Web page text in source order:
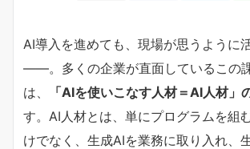
AI導入を進めても、現場が思うように
——。多くの企業が直面しているこの
は、
「AIを使いこなす人材＝AI人材」
す。AI人材とは、単にプログラムを組
けでなく、生成AIを業務に取り入れ、